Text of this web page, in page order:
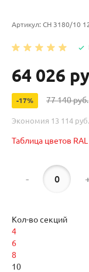
Артикул: CH 3180/10
64 026
-17% 77 140 руб.
Экономия 13 114 руб.
Таблица цветов RAL
-
Кол-во секций
4
6
8
10